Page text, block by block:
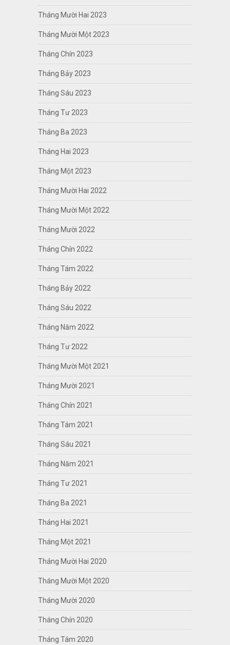
Tháng Mười Hai 2023
Tháng Mười Một 2023
Tháng Chín 2023
Tháng Bảy 2023
Tháng Sáu 2023
Tháng Tư 2023
Tháng Ba 2023
Tháng Hai 2023
Tháng Một 2023
Tháng Mười Hai 2022
Tháng Mười Một 2022
Tháng Mười 2022
Tháng Chín 2022
Tháng Tám 2022
Tháng Bảy 2022
Tháng Sáu 2022
Tháng Năm 2022
Tháng Tư 2022
Tháng Mười Một 2021
Tháng Mười 2021
Tháng Chín 2021
Tháng Tám 2021
Tháng Sáu 2021
Tháng Năm 2021
Tháng Tư 2021
Tháng Ba 2021
Tháng Hai 2021
Tháng Một 2021
Tháng Mười Hai 2020
Tháng Mười Một 2020
Tháng Mười 2020
Tháng Chín 2020
Tháng Tám 2020